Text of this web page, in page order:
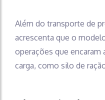
Além do transporte de
acrescenta que o
operações que
carga, como silo de